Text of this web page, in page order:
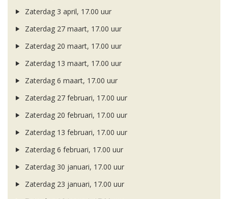
Zaterdag 3 april, 17.00 uur
Zaterdag 27 maart, 17.00 uur
Zaterdag 20 maart, 17.00 uur
Zaterdag 13 maart, 17.00 uur
Zaterdag 6 maart, 17.00 uur
Zaterdag 27 februari, 17.00 uur
Zaterdag 20 februari, 17.00 uur
Zaterdag 13 februari, 17.00 uur
Zaterdag 6 februari, 17.00 uur
Zaterdag 30 januari, 17.00 uur
Zaterdag 23 januari, 17.00 uur